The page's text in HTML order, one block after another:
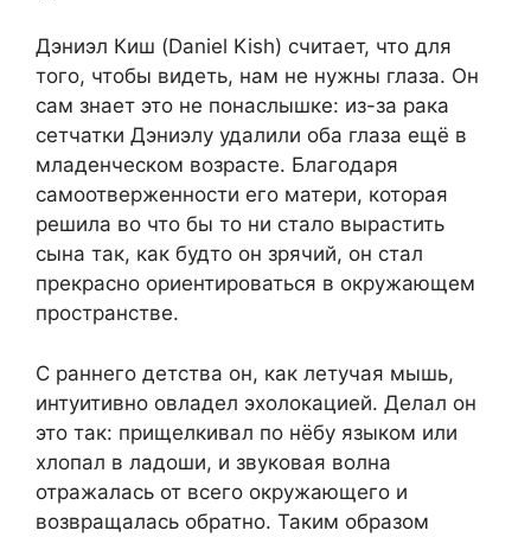
Дэниэл Киш (Daniel Kish) считает, что для
того, чтобы видеть, нам не нужны глаза. Он
сам знает это не понаслышке: из-за рака
сетчатки Дэниэлу удалили оба глаза ещё в
младенческом возрасте. Благодаря
самоотверженности его матери, которая
решила во что бы то ни стало вырастить
сына так, как будто он зрячий, он стал
прекрасно ориентироваться в окружающем
пространстве.
С раннего детства он, как летучая мышь,
интуитивно овладел эхолокацией. Делал он
это так: прищелкивал по нёбу языком или
хлопал в ладоши, и звуковая волна
отражалась от всего окружающего и
возвращалась обратно. Таким образом